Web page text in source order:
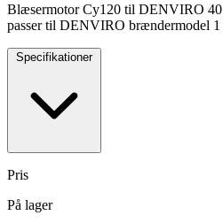
Blæsermotor Cy120 til DENVIRO
passer til DENVIRO brændermodel 1
Specifikationer
Pris
På lager